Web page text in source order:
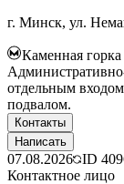
г. Минск, ул.
Каменная горка
отдельным
подвалом.
Контакты
Написать
07.08.2026 ID
Контактное лицо